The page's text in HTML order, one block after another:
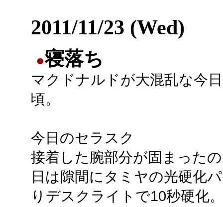
2011/11/23 (Wed)
●寝落ち
マクドナルドが大混乱な今
頃。
今日のセラスク
接着した腕部分が固まった
日は隙間にタミヤの光硬化
りデスクライトで10秒硬化